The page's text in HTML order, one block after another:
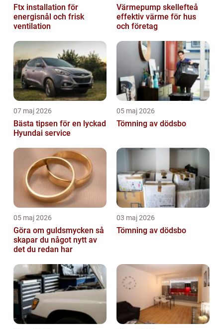
Ftx installation för
energisnål och frisk
ventilation
Värmepump skellefteå
effektiv värme för hus
och företag
07 maj 2026
Bästa tipsen för en lyckad
Hyundai service
05 maj 2026
Tömning av dödsbo
05 maj 2026
Göra om guldsmycken så
skapar du något nytt av
det du redan har
03 maj 2026
Tömning av dödsbo